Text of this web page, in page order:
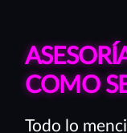
COMO
Todo lo